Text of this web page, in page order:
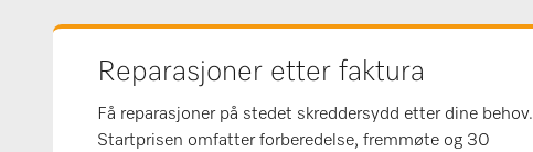
Reparasjoner etter faktura
Få reparasjoner på stedet skreddersydd etter dine behov.
Startprisen omfatter forberedelse, fremmøte og 30